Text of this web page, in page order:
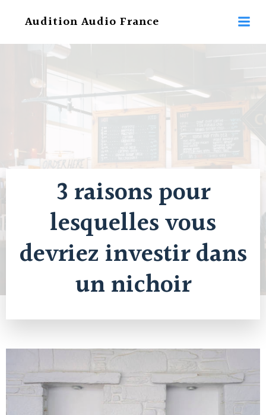
au
Audition Audio France
3 raisons pour
lesquelles vous
devriez investir dans
un nichoir